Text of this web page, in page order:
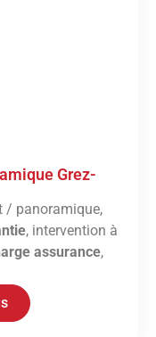
Grez-
panoramique,
, intervention à
assurance,